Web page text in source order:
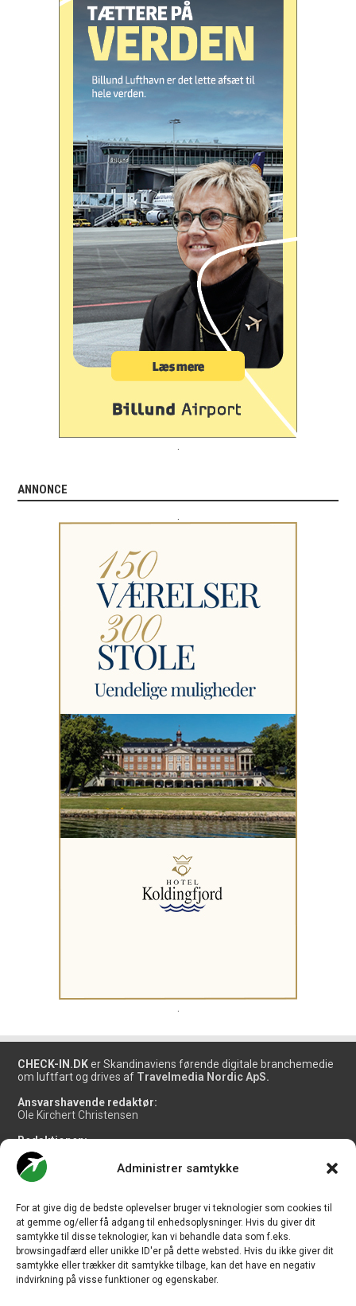
Administrer samtykke
For at give dig de bedste oplevelser bruger vi teknologier som cookies til
at gemme og/eller få adgang til enhedsoplysninger. Hvis du giver dit
samtykke til disse teknologier, kan vi behandle data som f.eks.
browsingadfærd eller unikke ID'er på dette websted. Hvis du ikke giver dit
samtykke eller trækker dit samtykke tilbage, kan det have en negativ
indvirkning på visse funktioner og egenskaber.
ANNONCE
CHECK-IN.DK er Skandinaviens førende digitale branchemedie
om luftfart og drives af Travelmedia Nordic ApS.
Ansvarshavende redaktør:
Ole Kirchert Christensen
Redaktionen:
Christian Granhøj Skouboe
Henrik Baumgarten
Danny Longhi Andreasen
Salg og jobannoncer:
salg@travelmedianordic.com
Vi tager ansvar for indholdet og er tilmeldt